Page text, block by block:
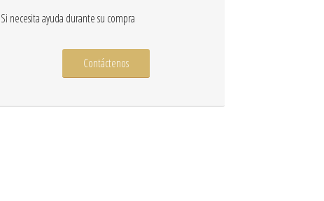
Si necesita ayuda durante su compra
Contáctenos